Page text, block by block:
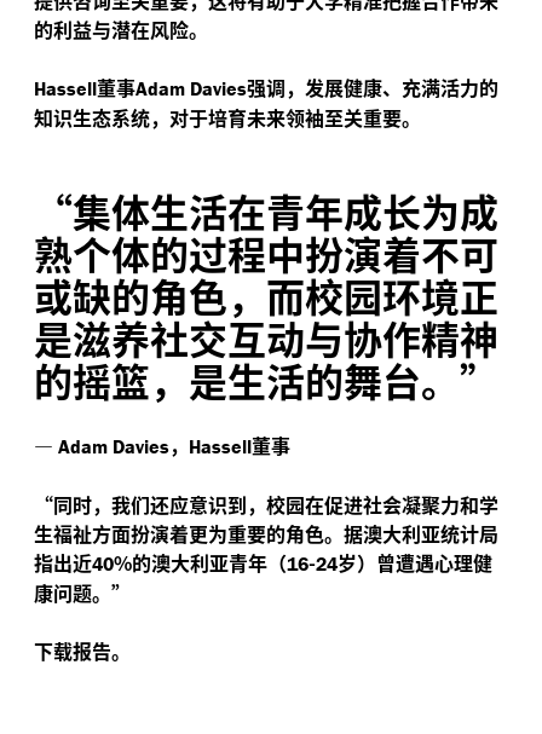
的利益与潜在风险。
Hassell董事Adam Davies强调，发展健康、充满活力的
知识生态系统，对于培育未来领袖至关重要。
“集体生活在青年成长为成
熟个体的过程中扮演着不可
或缺的角色，而校园环境正
是滋养社交互动与协作精神
的摇篮，是生活的舞台。”
— Adam Davies， Hassell董事
“同时，我们还应意识到，校园在促进社会凝聚力和学
生福祉方面扮演着更为重要的角色。据澳大利亚统计局
指出近40%的澳大利亚青年（16-24岁）曾遭遇心理健
康问题。”
下载报告。